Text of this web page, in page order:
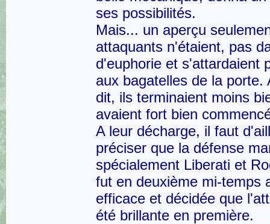
ses possibilités.
Mais... un aperçu
attaquants n'étaient, pas
d'euphorie et s'attardaient
aux bagatelles de la porte.
dit, ils terminaient moins
avaient fort bien
A leur décharge, il faut
préciser que la défense
spécialement Liberati et
fut en deuxième mi-temps
efficace et décidée que
été brillante en première.